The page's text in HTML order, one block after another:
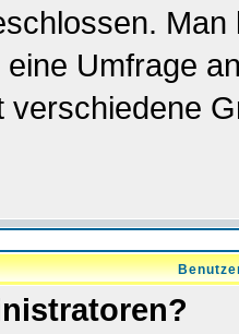
Umfrage
verschiedene